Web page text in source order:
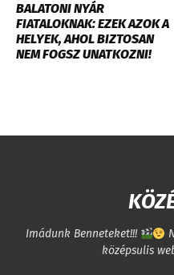
BALATONI NYÁR
FIATALOKNAK: EZEK AZOK A
HELYEK, AHOL BIZTOSAN
NEM FOGSZ UNATKOZNI!
Imádunk Benneteket!!!
középsulis